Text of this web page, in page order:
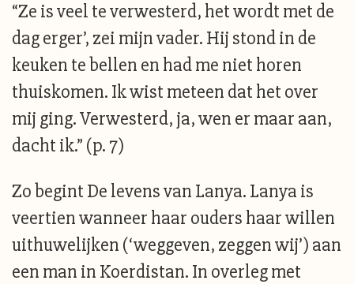
“Ze is veel te verwesterd, het wordt met de
dag erger’, zei mijn vader. Hij stond in de
keuken te bellen en had me niet horen
thuiskomen. Ik wist meteen dat het over
mij ging. Verwesterd, ja, wen er maar aan,
dacht ik.” (p. 7)
Zo begint De levens van Lanya. Lanya is
veertien wanneer haar ouders haar willen
uithuwelijken (‘weggeven, zeggen wij’) aan
een man in Koerdistan. In overleg met